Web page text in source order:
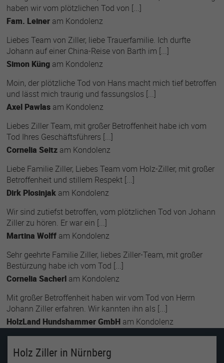
haben wir vom plötzlichen Tod von [...]
Fam. Leiner am Kondolenz
Liebes Team von Ziller, liebe Trauerfamilie. Ich durfte
Johann auf einer China-Reise von Barth im [...]
Simon Küng am Kondolenz
Moin, der plötzliche Tod von Hans macht mich tief betroffen
und lässt mich traurig und fassungslos [...]
Axel Pawlas am Kondolenz
Liebes Ziller Team, mit großer Betroffenheit habe ich vom
Tod Ihres Geschäftsführers [...]
Cornelia Seitz am Kondolenz
Liebe Familie Ziller, Liebes Team vom Holz-Ziller, mit großer
Betroffenheit und stillem Respekt [...]
Dirk Plosinjak am Kondolenz
Wir sind zutiefst betroffen, vom plötzlichen Tod von Johann
Ziller zu hören. Er war ein [...]
Martina Wolff am Kondolenz
Sehr geehrte Familie Ziller, liebes Ziller-Team, mit großer
Bestürzung habe ich vom Tod [...]
Cornelia Sacherl am Kondolenz
Mit großer Betroffenheit haben wir vom Tod von Herrn
Johann Ziller erfahren. Wir kannten ihn als [...]
HolzLand Hundshammer GmbH am Kondolenz
Holz Ziller in Nürnberg